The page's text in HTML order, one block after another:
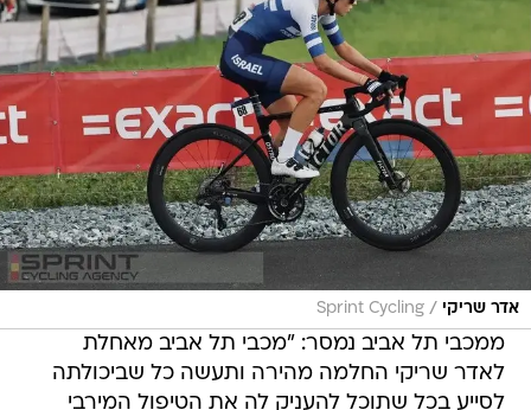
אדר שריקי /
Sprint Cycling
ממכבי תל אביב נמסר: "מכבי תל אביב מאחלת
לאדר שריקי החלמה מהירה ותעשה כל שביכולתה
לסייע בכל שתוכל להעניק לה את הטיפול המירבי